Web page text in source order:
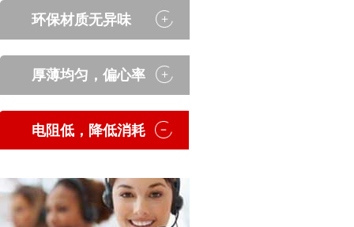
环保材质无异味
厚薄均匀，偏心率
低
电阻低，降低消耗